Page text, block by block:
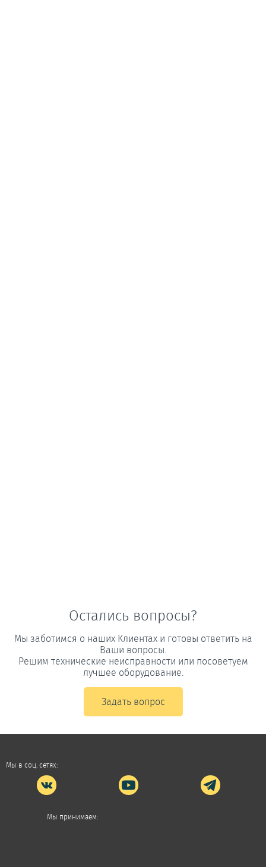
Остались вопросы?
Мы заботимся о наших Клиентах и готовы ответить на
Ваши вопросы.
Решим технические неисправности или посоветуем
лучшее оборудование.
Задать вопрос
Мы в соц. сетях:
Мы принимаем: